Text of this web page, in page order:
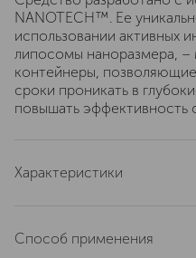
NANOTECH™. Ее
использовании активных
липосомы наноразмера, –
контейнеры,
сроки проникать в
повышать эффективность
Характеристики
артикул
Способ применения